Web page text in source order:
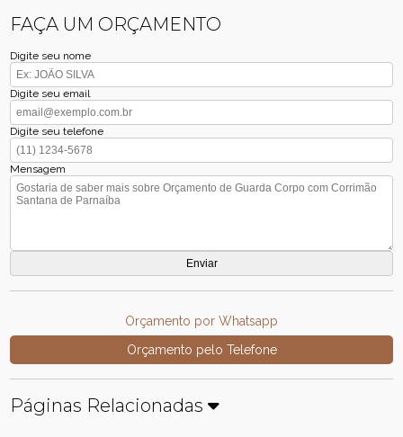
FAÇA UM ORÇAMENTO
Digite seu nome
Digite seu email
Digite seu telefone
Mensagem
Orçamento por Whatsapp
Orçamento pelo Telefone
Páginas Relacionadas